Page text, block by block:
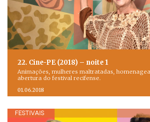
22. Cine-PE (2018) – noite 1
Animações, mulheres maltratadas,
abertura do festival recifense.
01.06.2018
FESTIVAIS